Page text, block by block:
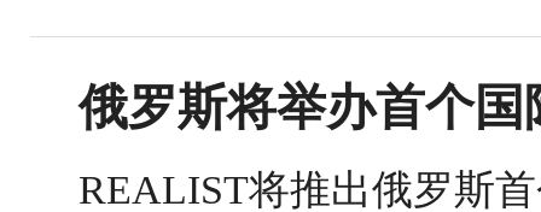
俄罗斯将举办首个
REALIST将推出俄罗斯